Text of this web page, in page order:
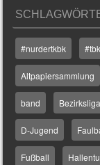
#nurdertkbk
Altpapiersammlung
band Bezirksliga
D-Jugend
Fußball